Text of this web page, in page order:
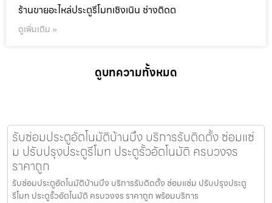
ร้านขายอะไหล่ประตูรีโมทเชิงเนิน ช่างติดต
ดูเพิ่มเติม »
ดูบทความทั้งหมด
รับซ่อมประตูอัตโนมัติบ้านบึง บริการรับติดตั้ง ซ่อมแซ่
ม ปรับปรุงประตูรีโมท ประตูรั้วอัตโนมัติ ครบวงจร
ราคาถูก
รับซ่อมประตูอัตโนมัติบ้านบึง บริการรับติดตั้ง ซ่อมแซ่ม ปรับปรุงประตู
รีโมท ประตูรั้วอัตโนมัติ ครบวงจร ราคาถูก พร้อมบริการ